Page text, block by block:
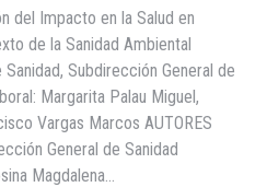
del Impacto en la Salud en
de la Sanidad Ambiental
Subdirección General de
Margarita Palau Miguel,
Vargas Marcos AUTORES
General de Sanidad
Magdalena…